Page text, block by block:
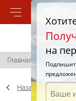
Позвонить
Главная /
Назад
на